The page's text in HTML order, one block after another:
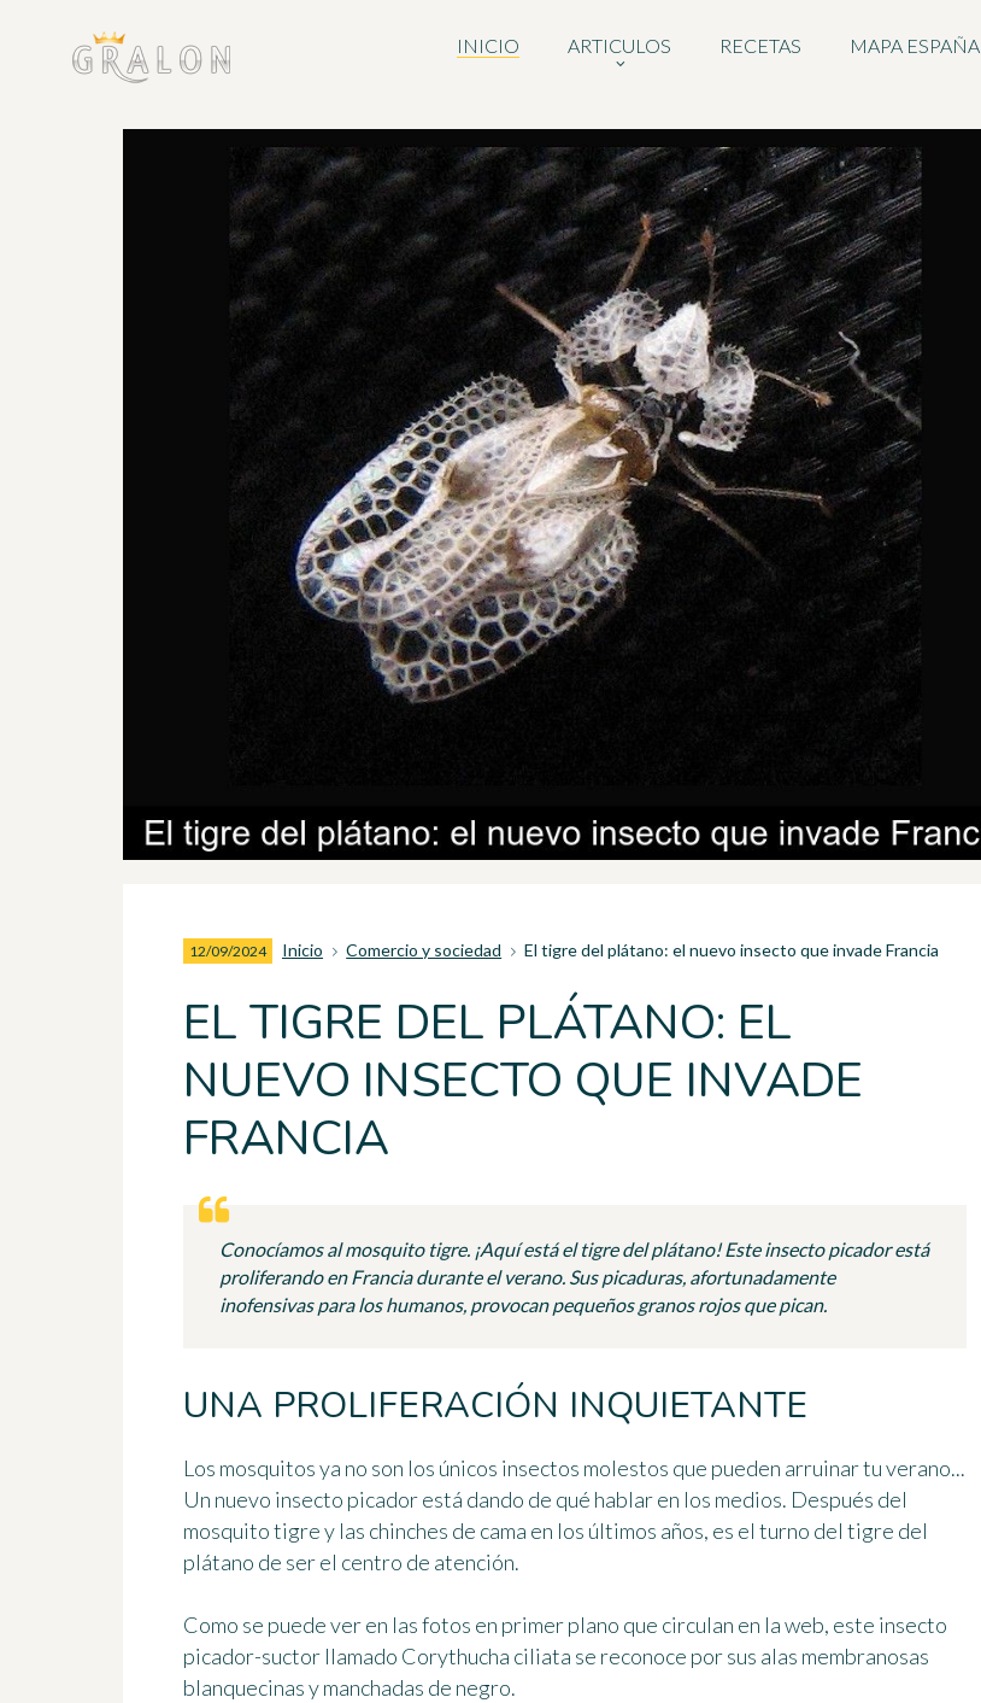
INICIO ARTICULOS RECETAS MAPA ESPAÑA
12/09/2024 Inicio Comercio y sociedad El tigre del plátano: el nuevo insecto que invade Francia
EL TIGRE DEL PLÁTANO: EL
NUEVO INSECTO QUE INVADE
FRANCIA
Conocíamos al mosquito tigre. ¡Aquí está el tigre del plátano! Este insecto picador está
proliferando en Francia durante el verano. Sus picaduras, afortunadamente
inofensivas para los humanos, provocan pequeños granos rojos que pican.
UNA PROLIFERACIÓN INQUIETANTE
Los mosquitos ya no son los únicos insectos molestos que pueden arruinar tu verano...
Un nuevo insecto picador está dando de qué hablar en los medios. Después del
mosquito tigre y las chinches de cama en los últimos años, es el turno del tigre del
plátano de ser el centro de atención.
Como se puede ver en las fotos en primer plano que circulan en la web, este insecto
picador-suctor llamado Corythucha ciliata se reconoce por sus alas membranosas
blanquecinas y manchadas de negro.